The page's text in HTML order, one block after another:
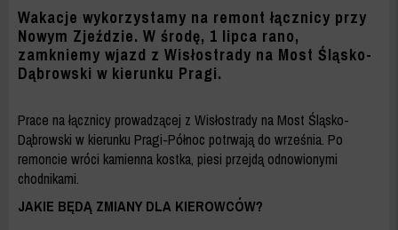
ZDM
WARSZAWA
Wakacje wykorzystamy na remont łącznicy przy
Nowym Zjeździe. W środę, 1 lipca rano,
zamkniemy wjazd z Wisłostrady na Most Śląsko-
Dąbrowski w kierunku Pragi.
Prace na łącznicy prowadzącej z Wisłostrady na Most Śląsko-
Dąbrowski w kierunku Pragi-Północ potrwają do września. Po
remoncie wróci kamienna kostka, piesi przejdą odnowionymi
chodnikami.
JAKIE BĘDĄ ZMIANY DLA KIEROWCÓW?